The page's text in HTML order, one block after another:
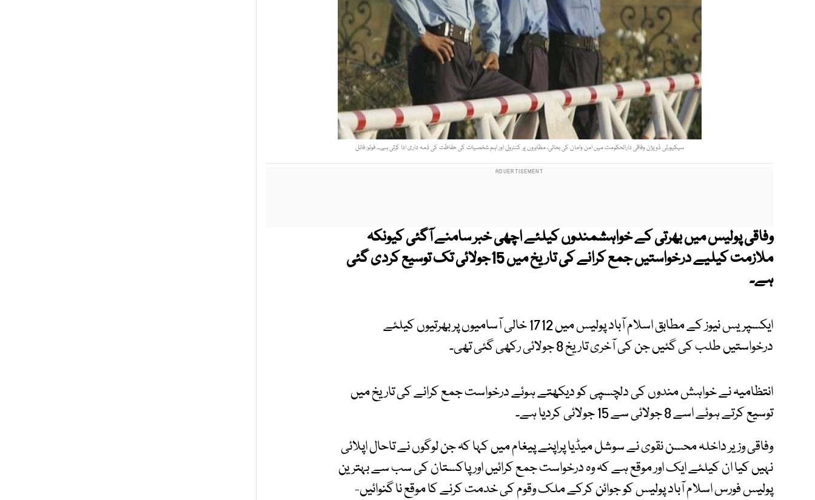
سیکیورٹی ڈویژن وفاقی دارالحکومت میں امن وامان کی بحالی، مظاہروں پر کنٹرول اور اہم شخصیات کی حفاظت کی ذمہ داری ادا کرتی ہے۔۔ فوٹو: فائل
وفاقی پولیس میں بھرتی کے خواہشمندوں کیلئے اچھی خبر سامنے آگئی کیونکہ
ملازمت کیلیے درخواستیں جمع کرانے کی تاریخ میں 15جولائی تک توسیع کردی گئی
ہے۔
ایکسپریس نیوز کے مطابق اسلام آباد پولیس میں 1712 خالی آسامیوں پر بھرتیوں کیلئے
درخواستیں طلب کی گئیں جن کی آخری تاریخ 8 جولائی رکھی گئی تھی۔
انتظامیہ نے خواہش مندوں کی دلچسپی کو دیکھتے ہوئے درخواست جمع کرانے کی تاریخ میں
توسیع کرتے ہوئے اسے 8 جولائی سے 15 جولائی کردیا ہے۔
وفاقی وزیر داخلہ محسن نقوی نے سوشل میڈیا پراپنے پیغام میں کہا کہ جن لوگوں نے تاحال اپلائی
نہیں کیا ان کیلئے ایک اور موقع ہے کہ وہ درخواست جمع کرائیں اور پاکستان کی سب سے بہترین
پولیس فورس اسلام آباد پولیس کو جوائن کرکے ملک وقوم کی خدمت کرنے کا موقع نا گنوائیں-